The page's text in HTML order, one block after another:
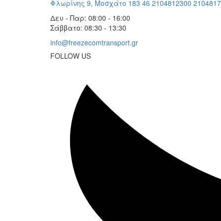
Φλωρίνης 9, Μοσχάτο 183 46 2104812300
Δευ - Παρ: 08:00 - 16:00
Σάββατο: 08:30 - 13:30
info@freezecomtransport.gr
FOLLOW US